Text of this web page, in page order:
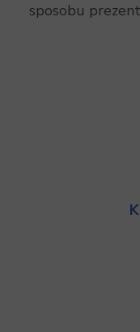
sposobu